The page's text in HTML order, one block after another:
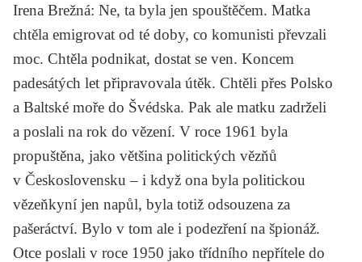
Irena Brežná: Ne, ta byla jen spouštěčem. Matka
chtěla emigrovat od té doby, co komunisti převzali
moc. Chtěla podnikat, dostat se ven. Koncem
padesátých let připravovala útěk. Chtěli přes Polsko
a Baltské moře do Švédska. Pak ale matku zadrželi
a poslali na rok do vězení. V roce 1961 byla
propuštěna, jako většina politických vězňů
v Československu – i když ona byla politickou
vězeňkyní jen napůl, byla totiž odsouzena za
pašeráctví. Bylo v tom ale i podezření na špionáž.
Otce poslali v roce 1950 jako třídního nepřítele do